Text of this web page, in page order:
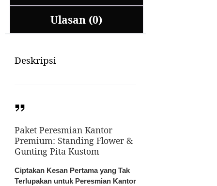
Ulasan (0)
Deskripsi
Paket Peresmian Kantor
Premium: Standing Flower &
Gunting Pita Kustom
Ciptakan Kesan Pertama yang Tak
Terlupakan untuk Peresmian Kantor